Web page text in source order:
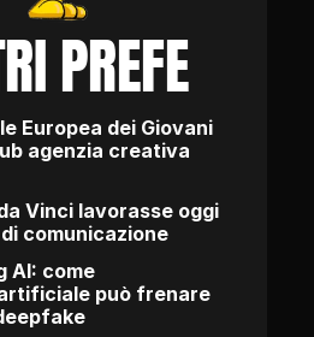
PREFE
Europea dei Giovani
agenzia creativa
Vinci lavorasse oggi
di comunicazione
AI: come
può frenare